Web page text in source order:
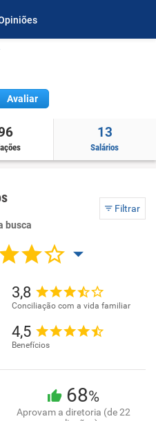
Avaliar
13
Salários
Filtrar
busca
3,8
Conciliação com a vida familiar
4,5
Benefícios
68%
Aprovam a diretoria (de 22